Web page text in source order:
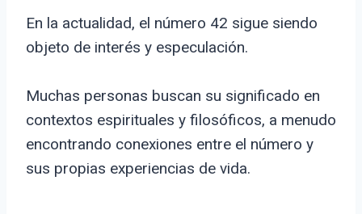
En la actualidad, el número 42 sigue siendo
objeto de interés y especulación.
Muchas personas buscan su significado en
contextos espirituales y filosóficos, a menudo
encontrando conexiones entre el número y
sus propias experiencias de vida.